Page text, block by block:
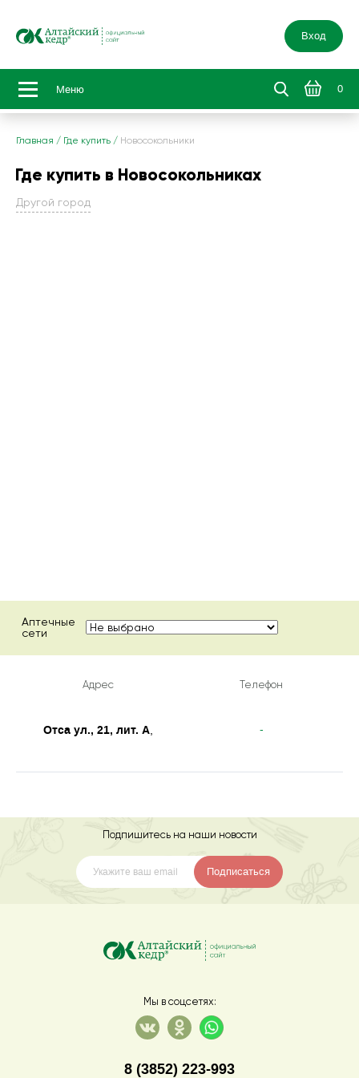
Вход
Меню 0
Главная / Где купить / Новосокольники
Где купить в Новосокольниках
Другой город
Аптечные
сети
Адрес Телефон
Отса ул., 21, лит. А, -
Подпишитесь на наши новости
Подписаться
Мы в соцсетях:
8 (3852) 223-993